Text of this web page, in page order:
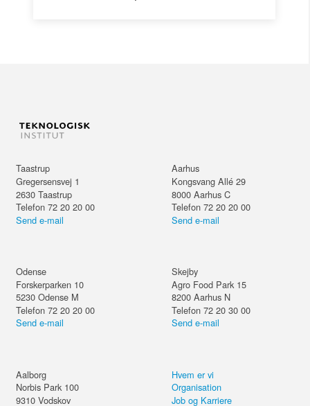
Taastrup
Gregersensvej 1
2630 Taastrup
Telefon 72 20 20 00
Send e-mail
Aarhus
Kongsvang Allé 29
8000 Aarhus C
Telefon 72 20 20 00
Send e-mail
Odense
Forskerparken 10
5230 Odense M
Telefon 72 20 20 00
Send e-mail
Skejby
Agro Food Park 15
8200 Aarhus N
Telefon 72 20 30 00
Send e-mail
Aalborg
Norbis Park 100
9310 Vodskov
Hvem er vi
Organisation
Job og Karriere